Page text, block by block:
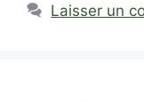
Laisser un